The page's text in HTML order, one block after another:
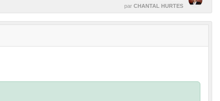
par CHANTAL HURTES